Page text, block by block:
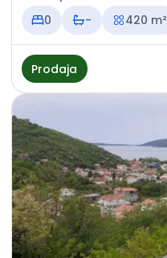
0
- 420 m²
Prodaja